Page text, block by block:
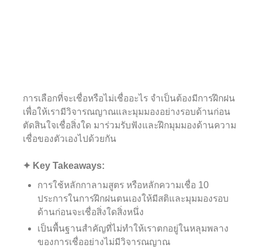
การเลือกที่จะเชื่อหรือไม่เชื่ออะไร จำเป็นต้องมีการฝึกฝน
เพื่อให้เรามีวิจารณญาณและมุมมองอย่างรอบด้านก่อน
ตัดสินใจเชื่อสิ่งใด มาร่วมรับฟังและฝึกมุมมองด้านความ
เชื่อของตัวเองไปด้วยกัน⁣
✦ Key Takeaways:⁣
การใช้หลักกาลามสูตร หรือหลักความเชื่อ 10
ประการในการฝึกฝนตนเองให้มีสติและมุมมองรอบ
ด้านก่อนจะเชื่อสิ่งใดสิ่งหนึ่ง⁣
เป็นพื้นฐานสำคัญที่ไม่ทำให้เราตกอยู่ในหลุมพลาง
ของการเชื่ออย่างไม่มีวิจารณญาณ⁣